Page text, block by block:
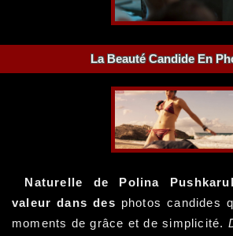
La Beauté Candide En
Naturelle de Polina
valeur dans des photos candides
moments de grâce et de simplicité.